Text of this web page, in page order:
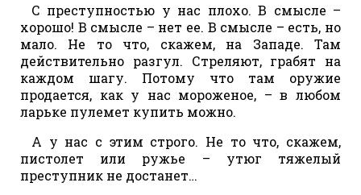
С преступностью у нас плохо. В смысле –
хорошо! В смысле – нет ее. В смысле – есть, но
мало. Не то что, скажем, на Западе. Там
действительно разгул. Стреляют, грабят на
каждом шагу. Потому что там оружие
продается, как у нас мороженое, – в любом
ларьке пулемет купить можно.
А у нас с этим строго. Не то что, скажем,
пистолет или ружье – утюг тяжелый
преступник не достанет…